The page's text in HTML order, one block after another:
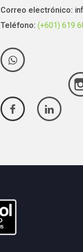
Correo electrónico:
Teléfono: (+601) 619